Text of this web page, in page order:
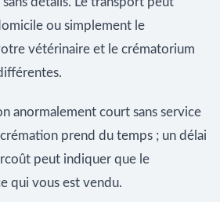
ou simplement le
vétérinaire et le crématorium
anormalement court sans service
prend du temps ; un délai
peut indiquer que le
qui vous est vendu.